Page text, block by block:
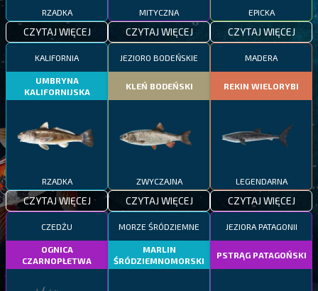
RZADKA
CZYTAJ WIĘCEJ
MITYCZNA
CZYTAJ WIĘCEJ
EPICKA
CZYTAJ WIĘCEJ
KALIFORNIA
UMBRYNA
KALIFORNIJSKA
RZADKA
CZYTAJ WIĘCEJ
JEZIORO BODEŃSKIE
KLEŃ BODEŃSKI
ZWYCZAJNA
CZYTAJ WIĘCEJ
MADERA
REKIN WIELORYBI
LEGENDARNA
CZYTAJ WIĘCEJ
CZEDŻU
OGNICA
CZARNOPŁETWA
MORZE ŚRÓDZIEMNE
MARLIN
ŚRÓDZIEMNOMORSKI
JEZIORA PATAGONII
PSTRĄG PATAGOŃSKI